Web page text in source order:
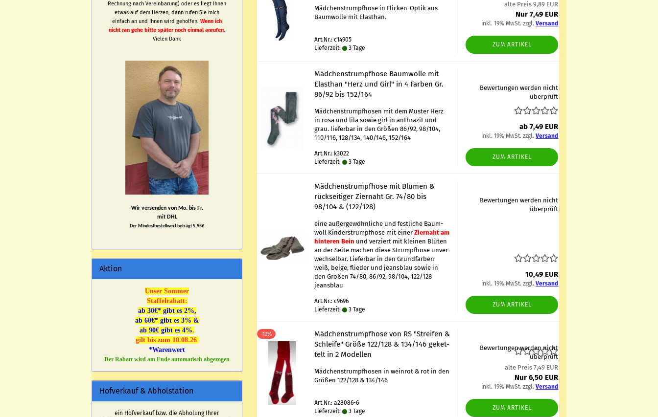
Mäd­chen­strumpf­ho­se in Flicken-​Optik aus
Baum­wol­le mit Elasthan.
Art.Nr.: c14905
Lieferzeit:
3 Tage
alte Preis 9,89 EUR
Nur 7,49 EUR
inkl. 19% MwSt. zzgl.Versand
ZUM ARTIKEL
Mäd­chen­strumpf­ho­se Baum­wol­le mit
Elasthan "Herz und Girl" in 4 Far­ben Gr.
86/92 bis 152/164
Mäd­chen­strumpf­ho­sen mit dem Mus­ter Herz
in rosa und lila sowie girl in an­thra­zit und
grau. lie­fer­bar in den Grö­ßen 86/92, 98/104,
110/116, 128/134, 140/146, 152/164
Art.Nr.: k3022
Lieferzeit:
3 Tage
Bewertungen werden nicht
überprüft
ab 7,49 EUR
inkl. 19% MwSt. zzgl.Versand
ZUM ARTIKEL
Mäd­chen­strumpf­ho­se mit Blu­men &
rück­sei­ti­ger Zier­naht Gr. 74/80 bis
98/104 & (122/128)
eine au­ßer­ge­wöhn­li­che und fest­li­che Baum­
woll Kin­der­strumpf­ho­se mit einerZier­naht am
hin­te­ren Bein und ver­ziert mit klei­nen Blü­ten
an der Seite ma­chen diese Strumpf­ho­se un­ver­
wech­sel­bar. Lie­fer­bar in den Grund­far­ben
weiß, beige, flie­der und jeans­blau sowie in
den Grö­ßen 74/80, 86/92, 98/104, 122/128
jeans­blau
Art.Nr.: c9696
Lieferzeit:
3 Tage
Bewertungen werden nicht
überprüft
10,49 EUR
inkl. 19% MwSt. zzgl.Versand
ZUM ARTIKEL
-13%
Mäd­chen­strumpf­ho­se von RS "Strei­fen &
Schlei­fe" Größe 122/128 & 134/146 ge­ket­
telt in 2 Mo­del­len
Mäd­chen­strumpf­ho­sen in wein­rot & rot in den
Grö­ßen 122/128 & 134/146
Art.Nr.: a28086-6
Lieferzeit:
3 Tage
Bewertungen werden nicht
überprüft
alte Preis 7,49 EUR
Nur 6,50 EUR
inkl. 19% MwSt. zzgl.Versand
ZUM ARTIKEL
Rechnung nach Vereinbarung) oder es liegt Ihnen
etwas auf dem Herzen, dann rufen Sie mich
einfach an und Ihnen wird geholfen.Wenn ich
nicht ran gehe bitte später noch einmal anrufen.
Vielen Dank
Wir versenden von Mo. bis Fr.
mit DHL
Der Mindestbestellwert beträgt 5,95€
Aktion
Unser Sommer
Staffelrabatt:
ab 30€* gibt es 2%,
ab 60€* gibt es 3% &
ab 90€ gibt es 4%.
gilt bis zum 10.08.26
*Warenwert
Der Rabatt wird am Ende automatisch abgezogen
Hofverkauf & Abholstation
ein Hofverkauf bzw. die Abholung Ihrer